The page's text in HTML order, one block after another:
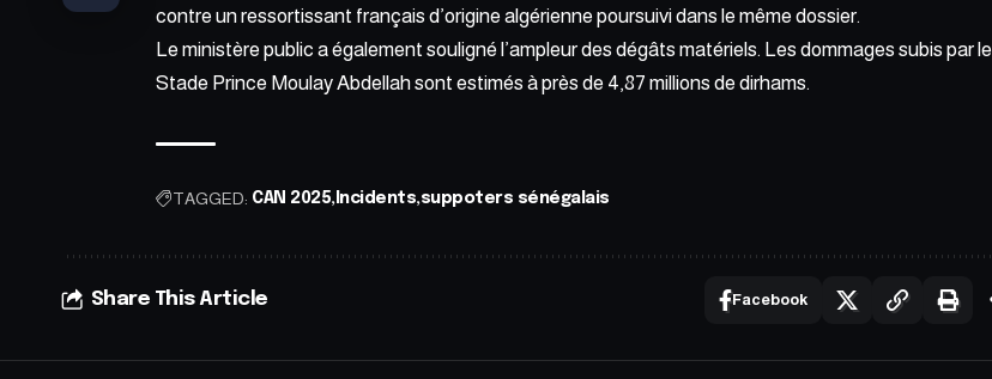
contre un ressortissant français d’origine algérienne poursuivi dans le même dossier.
Le ministère public a également souligné l’ampleur des dégâts matériels. Les dommages subis par le
Stade Prince Moulay Abdellah sont estimés à près de 4,87 millions de dirhams.
TAGGED: CAN 2025 Incidents suppoters sénégalais
Share This Article Facebook